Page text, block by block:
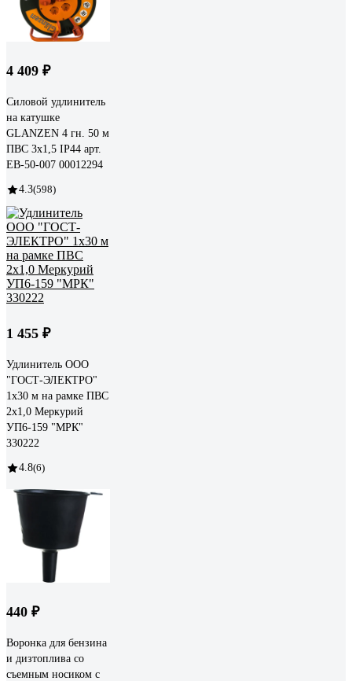
4 409 ₽
Силовой удлинитель
на катушке
GLANZEN 4 гн. 50 м
ПВС 3x1,5 IP44 арт.
EB-50-007 00012294
4.3(598)
1 455 ₽
Удлинитель ООО
"ГОСТ-ЭЛЕКТРО"
1x30 м на рамке ПВС
2x1,0 Меркурий
УП6-159 "МРК"
330222
4.8(6)
440 ₽
Воронка для бензина
и дизтоплива со
съемным носиком с